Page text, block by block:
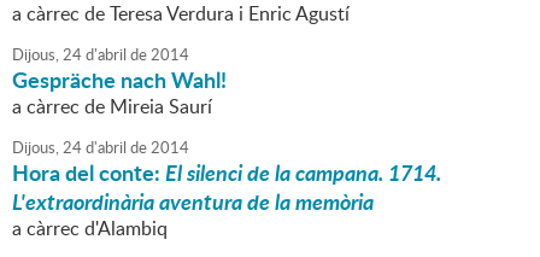
a càrrec de Teresa Verdura i Enric Agustí
Dijous,24d'abril de2014
Gespräche nach Wahl!
a càrrec de Mireia Saurí
Dijous,24d'abril de2014
Hora del conte:El silenci de la campana. 1714.
L'extraordinària aventura de la memòria
a càrrec d'Alambiq